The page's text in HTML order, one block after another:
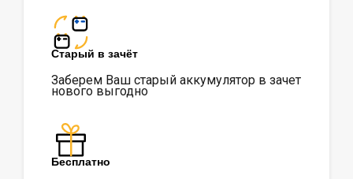
Старый в зачёт
Заберем Ваш старый аккумулятор в зачет
нового выгодно
Бесплатно